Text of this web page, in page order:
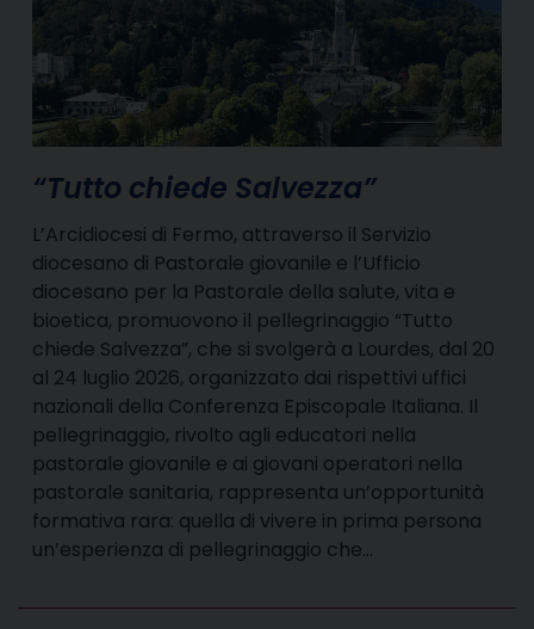
“Tutto chiede Salvezza”
L’Arcidiocesi di Fermo, attraverso il Servizio
diocesano di Pastorale giovanile e l’Ufficio
diocesano per la Pastorale della salute, vita e
bioetica, promuovono il pellegrinaggio “Tutto
chiede Salvezza”, che si svolgerà a Lourdes, dal 20
al 24 luglio 2026, organizzato dai rispettivi uffici
nazionali della Conferenza Episcopale Italiana. Il
pellegrinaggio, rivolto agli educatori nella
pastorale giovanile e ai giovani operatori nella
pastorale sanitaria, rappresenta un’opportunità
formativa rara: quella di vivere in prima persona
un’esperienza di pellegrinaggio che…